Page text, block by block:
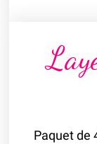
Paquet de